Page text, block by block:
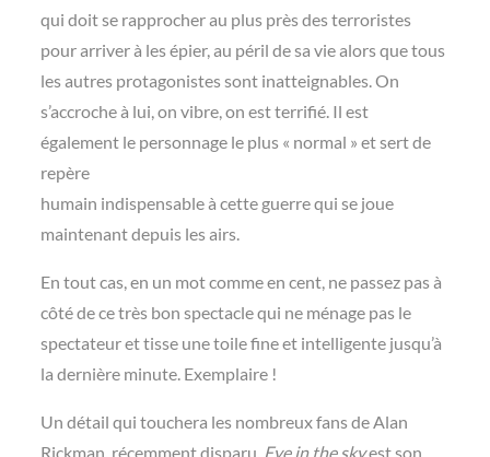
qui doit se rapprocher au plus près des terroristes
pour arriver à les épier, au péril de sa vie alors que tous
les autres protagonistes sont inatteignables. On
s’accroche à lui, on vibre, on est terrifié. Il est
également le personnage le plus « normal » et sert de
repère
humain indispensable à cette guerre qui se joue
maintenant depuis les airs.
En tout cas, en un mot comme en cent, ne passez pas à
côté de ce très bon spectacle qui ne ménage pas le
spectateur et tisse une toile fine et intelligente jusqu’à
la dernière minute. Exemplaire !
Un détail qui touchera les nombreux fans de Alan
Rickman, récemment disparu, Eye in the skyest son